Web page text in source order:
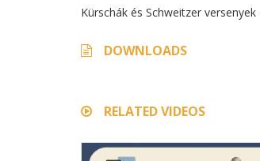
Kürschák és Schweitzer
DOWNLOADS
RELATED VIDEOS